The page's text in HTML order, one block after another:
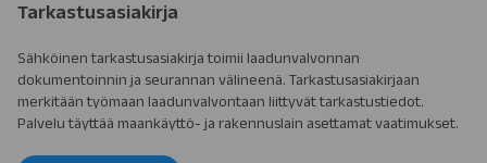
Tarkastusasiakirja
Sähköinen tarkastusasiakirja toimii laadunvalvonnan
dokumentoinnin ja seurannan välineenä. Tarkastusasiakirjaan
merkitään työmaan laadunvalvontaan liittyvät tarkastustiedot.
Palvelu täyttää maankäyttö- ja rakennuslain asettamat vaatimukset.